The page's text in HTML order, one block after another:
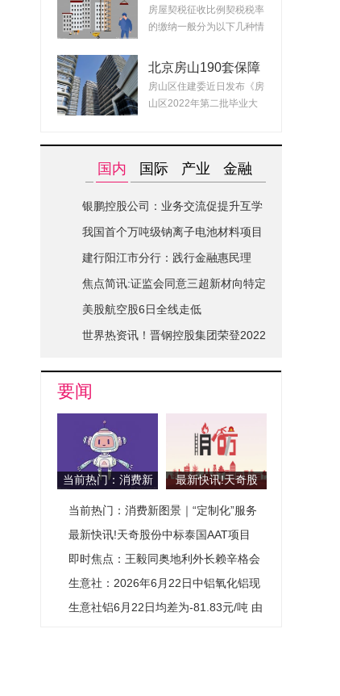
什么？ 2022房产契
税最新政策
房屋契税征收比例契税税率
的缴纳一般分为以下几种情
北京房山190套保障
租赁房面向毕业生配
租 房源均为精装交
房山区住建委近日发布《房
山区2022年第二批毕业大
国内 国际 产业 金融
银鹏控股公司：业务交流促提升互学
互鉴共进步|世界简讯
我国首个万吨级钠离子电池材料项目
在山西综改区开建
建行阳江市分行：践行金融惠民理
念-全球关注
焦点简讯:证监会同意三超新材向特定
对象发行股票的注册申请
美股航空股6日全线走低
世界热资讯！晋钢控股集团荣登2022
要闻
当前热门：消费新
务开辟城市消费新
赛道
最新快讯!天奇股
目
当前热门：消费新图景｜“定制化”服务
开辟城市消费新赛道
最新快讯!天奇股份中标泰国AAT项目
即时焦点：王毅同奥地利外长赖辛格会
谈
生意社：2026年6月22日中铝氧化铝现
货价格小幅上涨
生意社铝6月22日均差为-81.83元/吨 由